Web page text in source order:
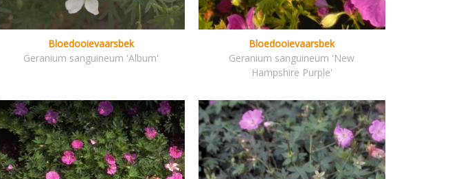
Bloedooievaarsbek
Geranium sanguineum 'Album'
Bloedooievaarsbek
Geranium sanguineum 'New
Hampshire Purple'